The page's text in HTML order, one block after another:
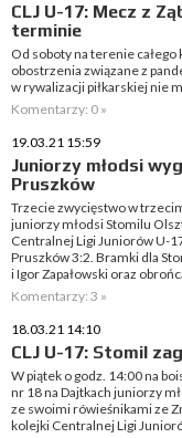
CLJ U-17: Mecz z
terminie
Od soboty na terenie
obostrzenia związane z
w rywalizacji piłkarskiej nie
Komentarzy: 0 »
19.03.21 15:59
Juniorzy młodsi
Pruszków
Trzecie zwycięstwo w
juniorzy młodsi Stomilu
Centralnej Ligi Juniorów U-
Pruszków 3:2. Bramki dla
i Igor Zapałowski oraz
Komentarzy: 3 »
18.03.21 14:10
CLJ U-17: Stomil
W piątek o godz. 14:00 na
nr 18 na Dajtkach juniorzy
ze swoimi rówieśnikami ze
kolejki Centralnej Ligi